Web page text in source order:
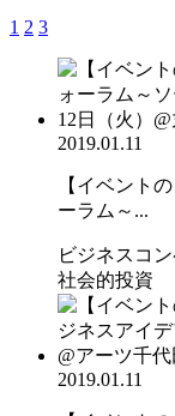
1 2 3
2019.01.11
【イベント
ーラム～...
ビジネスコ
社会的投資
2019.01.11